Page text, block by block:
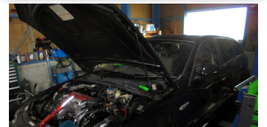
切
り
替
え